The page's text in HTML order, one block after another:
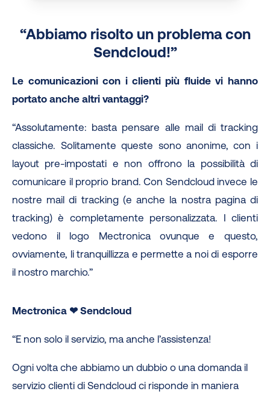
“Abbiamo risolto un problema con
Sendcloud!”
Le comunicazioni con i clienti più fluide vi hanno
portato anche altri vantaggi?
“Assolutamente: basta pensare alle mail di tracking
classiche. Solitamente queste sono anonime, con i
layout pre-impostati e non offrono la possibilità di
comunicare il proprio brand. Con Sendcloud invece le
nostre mail di tracking (e anche la nostra pagina di
tracking) è completamente personalizzata. I clienti
vedono il logo Mectronica ovunque e questo,
ovviamente, li tranquillizza e permette a noi di esporre
il nostro marchio.”
Mectronica ❤ Sendcloud
“E non solo il servizio, ma anche l’assistenza!
Ogni volta che abbiamo un dubbio o una domanda il
servizio clienti di Sendcloud ci risponde in maniera